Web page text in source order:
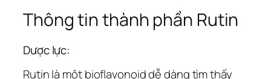
Thông tin thành phần Rutin
Dược lực:
Rutin là một bioflavonoid dễ dàng tìm thấy